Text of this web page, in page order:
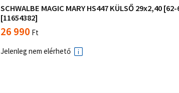
SCHWALBE MAGIC MARY HS447 KÜLSŐ 29x2,40
[11654382]
26 990 Ft
Jelenleg nem elérhető